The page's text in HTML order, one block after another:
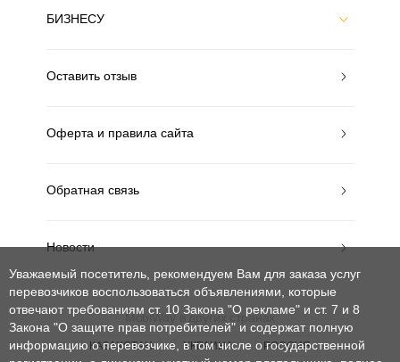
БИЗНЕСУ
Оставить отзыв
Оферта и правила сайта
Обратная связь
Новости
MobiWay в других странах
КАЗАХСТАН УКРАИНА РОССИЯ
Уважаемый посетитель, рекомендуем Вам для заказа услуг
перевозчиков воспользоваться объявлениями, которые
отвечают требованиям ст. 10 Закона "О рекламе" и ст. 7 и 8
Закона "О защите прав потребителей" и содержат полную
информацию о перевозчике, в том числе о государственной